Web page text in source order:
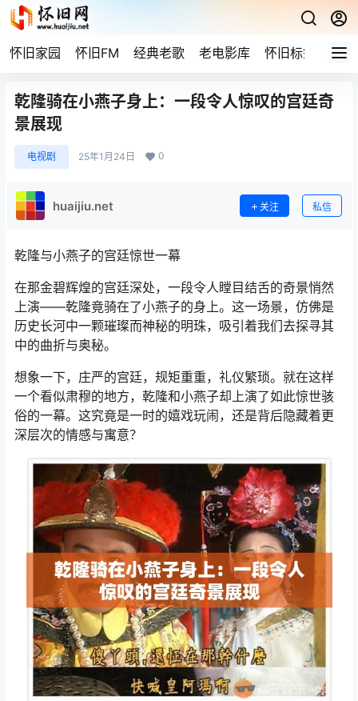
怀旧家园 怀旧FM 经典老歌 老电影库 怀旧标签 网
乾隆骑在小燕子身上：一段令人惊叹的宫廷奇
景展现
电视剧 25年1月24日 0
huaijiu.net 关注 私信
乾隆与小燕子的宫廷惊世一幕
在那金碧辉煌的宫廷深处，一段令人瞠目结舌的奇景悄然
上演——乾隆竟骑在了小燕子的身上。这一场景，仿佛是
历史长河中一颗璀璨而神秘的明珠，吸引着我们去探寻其
中的曲折与奥秘。
想象一下，庄严的宫廷，规矩重重，礼仪繁琐。就在这样
一个看似肃穆的地方，乾隆和小燕子却上演了如此惊世骇
俗的一幕。这究竟是一时的嬉戏玩闹，还是背后隐藏着更
深层次的情感与寓意？